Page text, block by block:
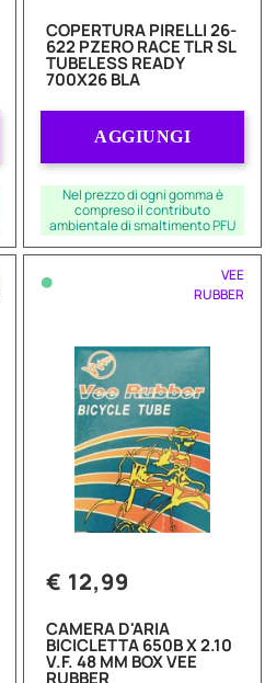
COPERTURA PIRELLI 26-
622 PZERO RACE TLR SL
TUBELESS READY
700X26 BLA
AGGIUNGI
Nel prezzo di ogni gomma è
compreso il contributo
ambientale di smaltimento PFU
•
VEE
RUBBER
€ 12,99
CAMERA D'ARIA
BICICLETTA 650B X 2.10
V.F. 48 MM BOX VEE
RUBBER